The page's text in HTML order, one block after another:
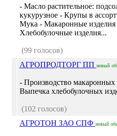
- Масло растительное:
кукурузное - Крупы в
Мука - Макаронные изделия
Хлебобулочные изделия...
(99 голосов)
АГРОПРОДТОРГ ПП новый
- Производство макаронных
Выпечка хлебобулочных
(102 голосов)
АГРОТОН ЗАО СПФ новый